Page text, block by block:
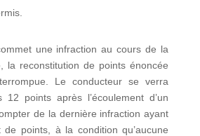
une infraction au cours de la
la reconstitution de points énoncée
Le conducteur se verra
points après l’écoulement d’un
de la dernière infraction ayant
points, à la condition qu’aucune